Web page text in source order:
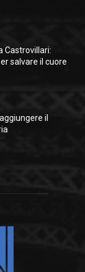
Castrovillari:
salvare il cuore
il